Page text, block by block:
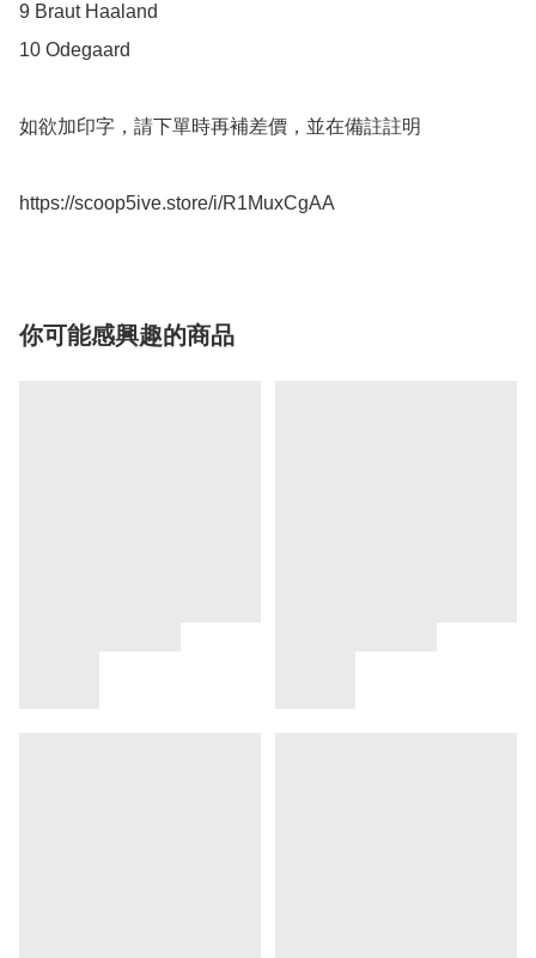
9 Braut Haaland
10 Odegaard
如欲加印字，請下單時再補差價，並在備註註明
https://scoop5ive.store/i/R1MuxCgAA
你可能感興趣的商品